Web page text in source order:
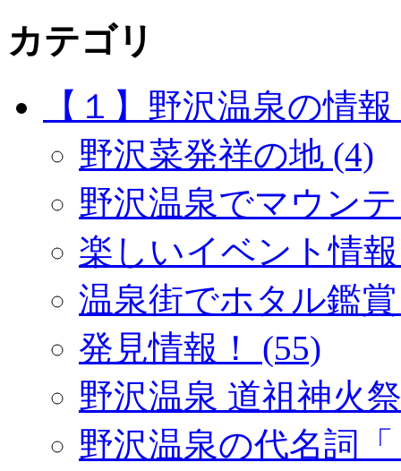
カテゴリ
【１】野沢温泉の情
野沢菜発祥の地 (4)
野沢温泉でマウン
楽しいイベント情
温泉街でホタル鑑
発見情報！ (55)
野沢温泉 道祖神火
野沢温泉の代名詞